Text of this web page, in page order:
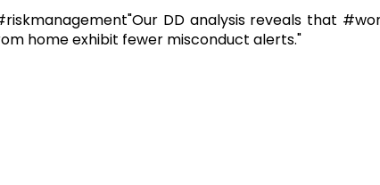
DD analysis reveals that
home exhibit fewer misconduct alerts."